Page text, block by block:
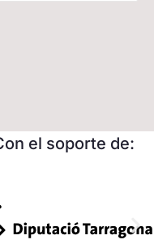
el soporte de: